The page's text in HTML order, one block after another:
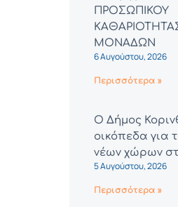
ΠΡΟΣΩΠΙΚΟΥ
ΜΟΝΑΔΩΝ
6 Αυγούστου, 2026
Περισσότερα »
Ο Δήμος
οικόπεδα για
νέων χώρων
5 Αυγούστου, 2026
Περισσότερα »